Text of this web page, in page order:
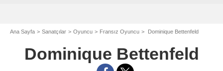
Ana Sayfa Sanatçılar Oyuncu Fransız Oyuncu Dominique Bettenfeld
Dominique Bettenfeld